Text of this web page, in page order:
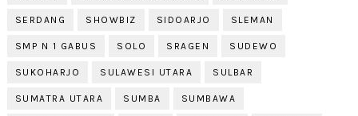
SERDANG SHOWBIZ SIDOARJO SLEMAN
SMP N 1 GABUS SOLO SRAGEN SUDEWO
SUKOHARJO SULAWESI UTARA SULBAR
SUMATRA UTARA SUMBA SUMBAWA